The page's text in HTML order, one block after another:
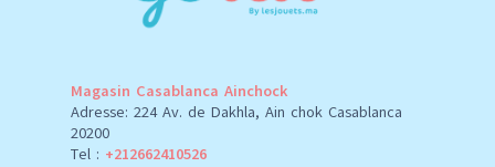
Magasin Casablanca Ainchock
Adresse: 224 Av. de Dakhla, Ain chok Casablanca
20200
Tel : +212662410526